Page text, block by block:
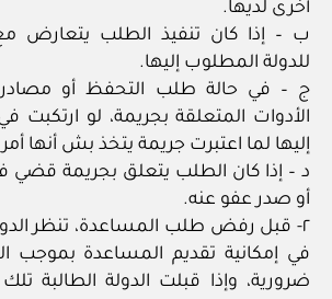
أخرى لديها.
ب – إذا كان تنفيذ الطلب يتعارض مع
للدولة المطلوب إليها.
ج – في حالة طلب التحفظ أو
الأدوات المتعلقة بجريمة، لو ارتكبت
إليها لما اعتبرت جريمة يتخذ بش أنها
د – إذا كان الطلب يتعلق بجريمة قضي
أو صدر عفو عنه.
٢- قبل رفض طلب المساعدة، تنظر
في إمكانية تقديم المساعدة بموجب
ضرورية، وإذا قبلت الدولة الطالبة